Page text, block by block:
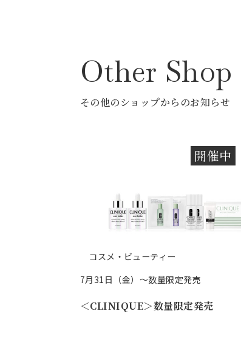
Other Shop
その他のショップからのお知らせ
開催中
コスメ・ビューティー
7月31日（金）～数量限定発売
＜CLINIQUE＞数量限定発売